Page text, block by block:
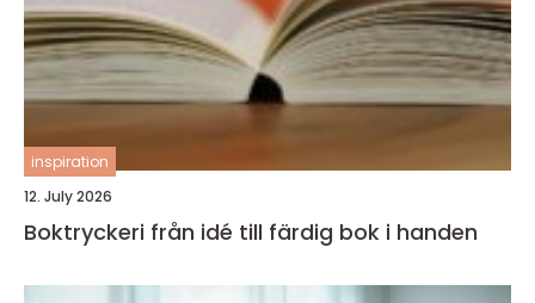
inspiration
12. July 2026
Boktryckeri från idé till färdig bok i handen